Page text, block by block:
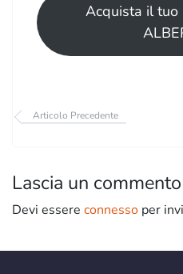
Acquista il tuo
Articolo Precedente
Lascia un commento
Devi essere connesso per